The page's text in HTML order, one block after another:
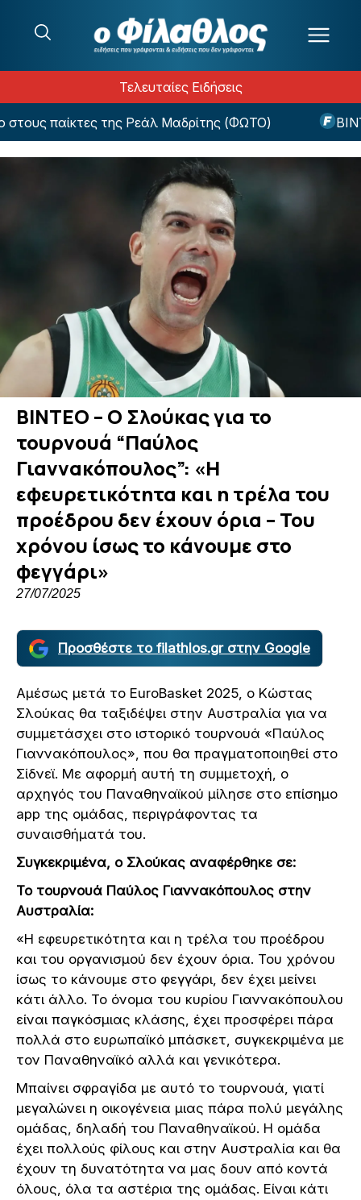
Τελευταίες Ειδήσεις
παίκτες της Ρεάλ Μαδρίτης (ΦΩΤΟ)
ΒΙΝΤΕΟ – Ο Σλούκας για το
τουρνουά “Παύλος
Γιαννακόπουλος”: «Η
εφευρετικότητα και η τρέλα του
προέδρου δεν έχουν όρια – Του
χρόνου ίσως το κάνουμε στο
φεγγάρι»
27/07/2025
Προσθέστε το filathlos.gr στην Google
Αμέσως μετά το EuroBasket 2025, ο Κώστας
Σλούκας θα ταξιδέψει στην Αυστραλία για να
συμμετάσχει στο ιστορικό τουρνουά «Παύλος
Γιαννακόπουλος», που θα πραγματοποιηθεί στο
Σίδνεϊ. Με αφορμή αυτή τη συμμετοχή, ο
αρχηγός του Παναθηναϊκού μίλησε στο επίσημο
app της ομάδας, περιγράφοντας τα
συναισθήματά του.
Συγκεκριμένα, ο Σλούκας αναφέρθηκε σε:
Το τουρνουά Παύλος Γιαννακόπουλος στην
Αυστραλία:
«Η εφευρετικότητα και η τρέλα του προέδρου
και του οργανισμού δεν έχουν όρια. Του χρόνου
ίσως το κάνουμε στο φεγγάρι, δεν έχει μείνει
κάτι άλλο. Το όνομα του κυρίου Γιαννακόπουλου
είναι παγκόσμιας κλάσης, έχει προσφέρει πάρα
πολλά στο ευρωπαϊκό μπάσκετ, συγκεκριμένα με
τον Παναθηναϊκό αλλά και γενικότερα.
Μπαίνει σφραγίδα με αυτό το τουρνουά, γιατί
μεγαλώνει η οικογένεια μιας πάρα πολύ μεγάλης
ομάδας, δηλαδή του Παναθηναϊκού. Η ομάδα
έχει πολλούς φίλους και στην Αυστραλία και θα
έχουν τη δυνατότητα να μας δουν από κοντά
όλους, όλα τα αστέρια της ομάδας. Είναι κάτι